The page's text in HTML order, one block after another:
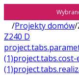
/Projekty domów/
Z240 D
(1)
(1)